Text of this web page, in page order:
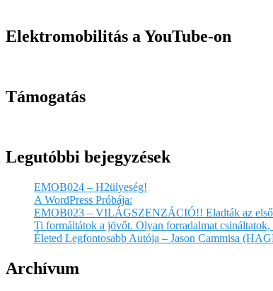
Elektromobilitás a YouTube-on
Támogatás
Legutóbbi bejegyzések
EMOB024 – H2ülyeség!
A WordPress Próbája:
EMOB023 – VILÁGSZENZÁCIÓ!! Eladták az
Ti formáltátok a jövőt. Olyan forradalmat
Életed Legfontosabb Autója – Jason Cammisa
Archívum